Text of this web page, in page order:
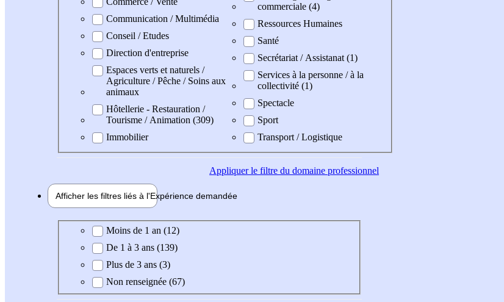
Communication / Multimédia
Conseil / Etudes
Direction d'entreprise
Espaces verts et naturels /
Agriculture / Pêche / Soins aux
animaux
Hôtellerie - Restauration /
Tourisme / Animation (309)
Immobilier
commerciale (4)
Ressources Humaines
Santé
Secrétariat / Assistanat (1)
Services à la personne / à la
collectivité (1)
Spectacle
Sport
Transport / Logistique
Appliquerle filtre du domaine professionnel
Afficher les filtres liés à l'Expérience demandée
Expérience demandée
Moins de 1 an (12)
De 1 à 3 ans (139)
Plus de 3 ans (3)
Non renseignée (67)